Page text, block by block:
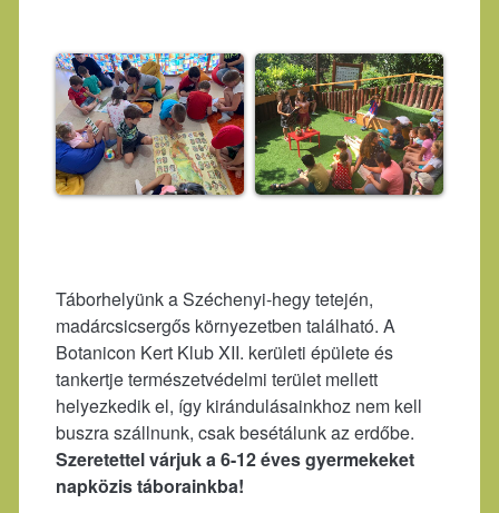
Táborhelyünk a Széchenyi-hegy tetején,
madárcsicsergős környezetben található. A
Botanicon Kert Klub XII. kerületi épülete és
tankertje természetvédelmi terület mellett
helyezkedik el, így kirándulásainkhoz nem kell
buszra szállnunk, csak besétálunk az erdőbe.
Szeretettel várjuk a 6-12 éves gyermekeket
napközis táborainkba!